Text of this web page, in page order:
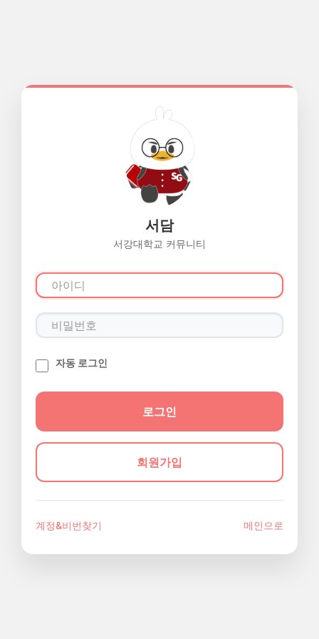
서담
서강대학교 커뮤니티
자동 로그인
회원가입
계정&비번찾기 메인으로